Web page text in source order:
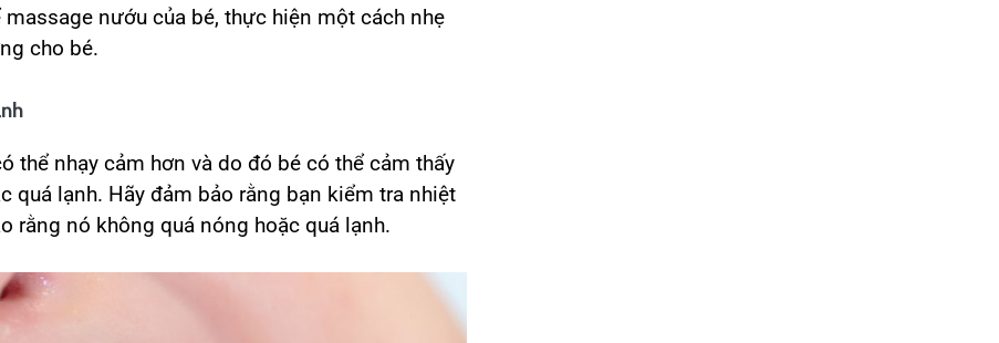
nướu của bé, thực hiện một cách nhẹ
cho bé.
thể nhạy cảm hơn và do đó bé có thể cảm thấy
quá lạnh. Hãy đảm bảo rằng bạn kiểm tra nhiệt
rằng nó không quá nóng hoặc quá lạnh.